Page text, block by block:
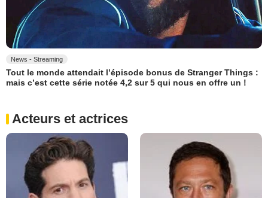
News - Streaming
Tout le monde attendait l’épisode bonus de Stranger Things :
mais c’est cette série notée 4,2 sur 5 qui nous en offre un !
Acteurs et actrices